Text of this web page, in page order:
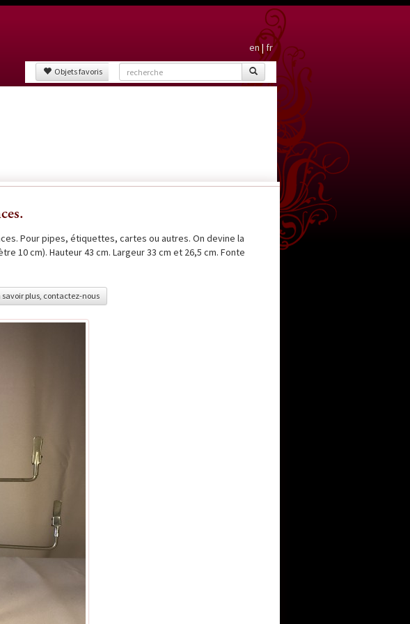
en|fr
Objets favoris
Pour pipes, étiquettes, cartes ou autres. On devine la
10 cm). Hauteur 43 cm. Largeur 33 cm et 26,5 cm. Fonte
plus, contactez-nous